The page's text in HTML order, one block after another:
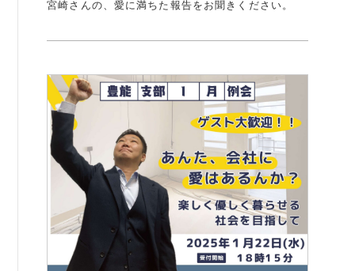
障がい者雇用
例会案内・活動報告
例会案内・活動報告
入会案内
入会案内
よくある質問
宮崎さんの、愛に満ちた報告をお聞きください。